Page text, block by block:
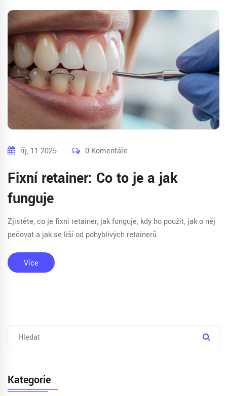
říj, 11 2025 0 Komentáře
Fixní retainer: Co to je a jak
funguje
Zjistěte, co je fixní retainer, jak funguje, kdy ho použít, jak o něj
pečovat a jak se liší od pohyblivých retainerů.
Více
Kategorie